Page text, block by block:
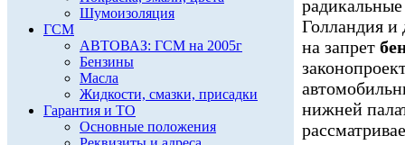
Шумоизоляция
ГСМ
АВТОВАЗ: ГСМ на 2005г
Бензины
Масла
Жидкости, смазки, присадки
Гарантия и ТО
Основные положения
Голландия и
на запрет
нижней